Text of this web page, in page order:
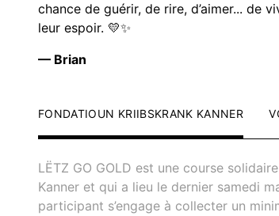
chance de guérir, de rire, d’aimer... de
leur espoir. 💛✨
— Brian
FONDATIOUN KRIIBSKRANK KANNER
LËTZ GO GOLD est une course
Kanner et qui a lieu le dernier samedi
participant s’engage à collecter un